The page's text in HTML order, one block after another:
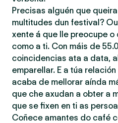
Precisas alguén que
multitudes dun festival?
xente á que lle preocupe
como a ti. Con máis de
coincidencias ata a data,
emparellar. E a túa
acaba de mellorar aínda
que che axudan a obter a
que se fixen en ti as
Coñece amantes do café